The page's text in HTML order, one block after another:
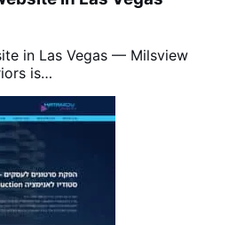
in Las Vegas — Milsview
is…